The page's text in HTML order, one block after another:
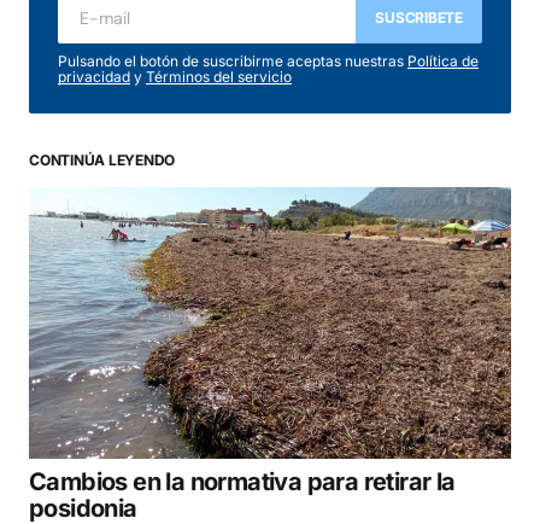
SUSCRIBETE
Pulsando el botón de suscribirme aceptas nuestras Política de
privacidad y Términos del servicio
CONTINÚA LEYENDO
Cambios en la normativa para retirar la
posidonia